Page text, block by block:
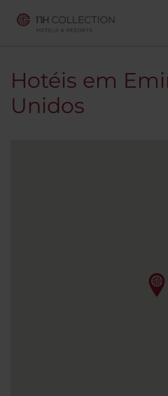
Hotéis em
Unidos